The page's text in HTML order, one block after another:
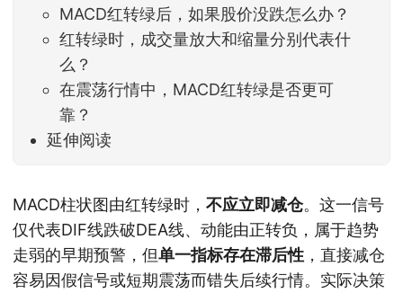
MACD红转绿后，如果股价没跌怎么办？
红转绿时，成交量放大和缩量分别代表什
么？
在震荡行情中，MACD红转绿是否更可
靠？
延伸阅读
MACD柱状图由红转绿时， 不应立即减仓。这一信号
仅代表DIF线跌破DEA线、动能由正转负，属于趋势
走弱的早期预警，但单一指标存在滞后性 ，直接减仓
容易因假信号或短期震荡而错失后续行情。实际决策